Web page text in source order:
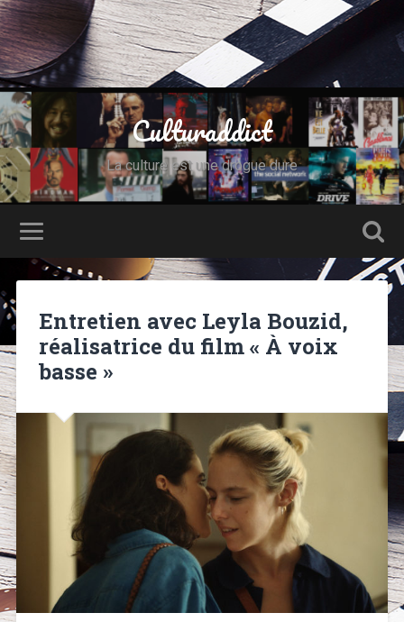
Culturaddict
La culture est une drogue dure
Entretien avec Leyla Bouzid,
réalisatrice du film « À voix
basse »